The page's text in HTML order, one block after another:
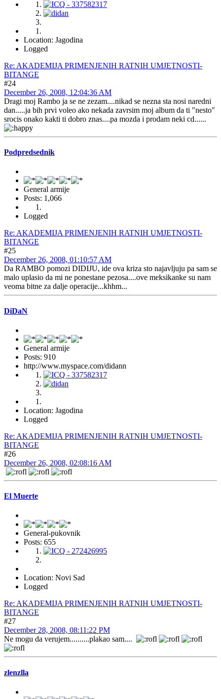
Location: Jagodina
Logged
Re: AKADEMIJA PRIMENJENIH RATNIH UMJETNOSTI-
BITANGE
#24
December 26, 2008, 12:04:36 AM
Dragi moj Rambo ja se ne zezam....nikad se nezna sta nosi naredni
dan.....ja bih prvi voleo ako nekada zavrsim moj album da ti "nesto"
srocis onako kakti ti dobro znas....pa mozda i prodam neki cd......
Podpredsednik
General armije
Posts: 1,066
Logged
Re: AKADEMIJA PRIMENJENIH RATNIH UMJETNOSTI-
BITANGE
#25
December 26, 2008, 01:10:57 AM
Da RAMBO pomozi DIDIJU, ide ova kriza sto najavljuju pa sam se
malo uplasio da mi ne ponestane pezosa....ove meksikanke su nam
veoma bitne za dalje operacije...khhm...
DiDaN
General armije
Posts: 910
http://www.myspace.com/didann
Location: Jagodina
Logged
Re: AKADEMIJA PRIMENJENIH RATNIH UMJETNOSTI-
BITANGE
#26
December 26, 2008, 02:08:16 AM
El Muerte
General-pukovnik
Posts: 655
Location: Novi Sad
Logged
Re: AKADEMIJA PRIMENJENIH RATNIH UMJETNOSTI-
BITANGE
#27
December 28, 2008, 08:11:22 PM
Ne mogu da verujem..........plakao sam....
zlenzlla